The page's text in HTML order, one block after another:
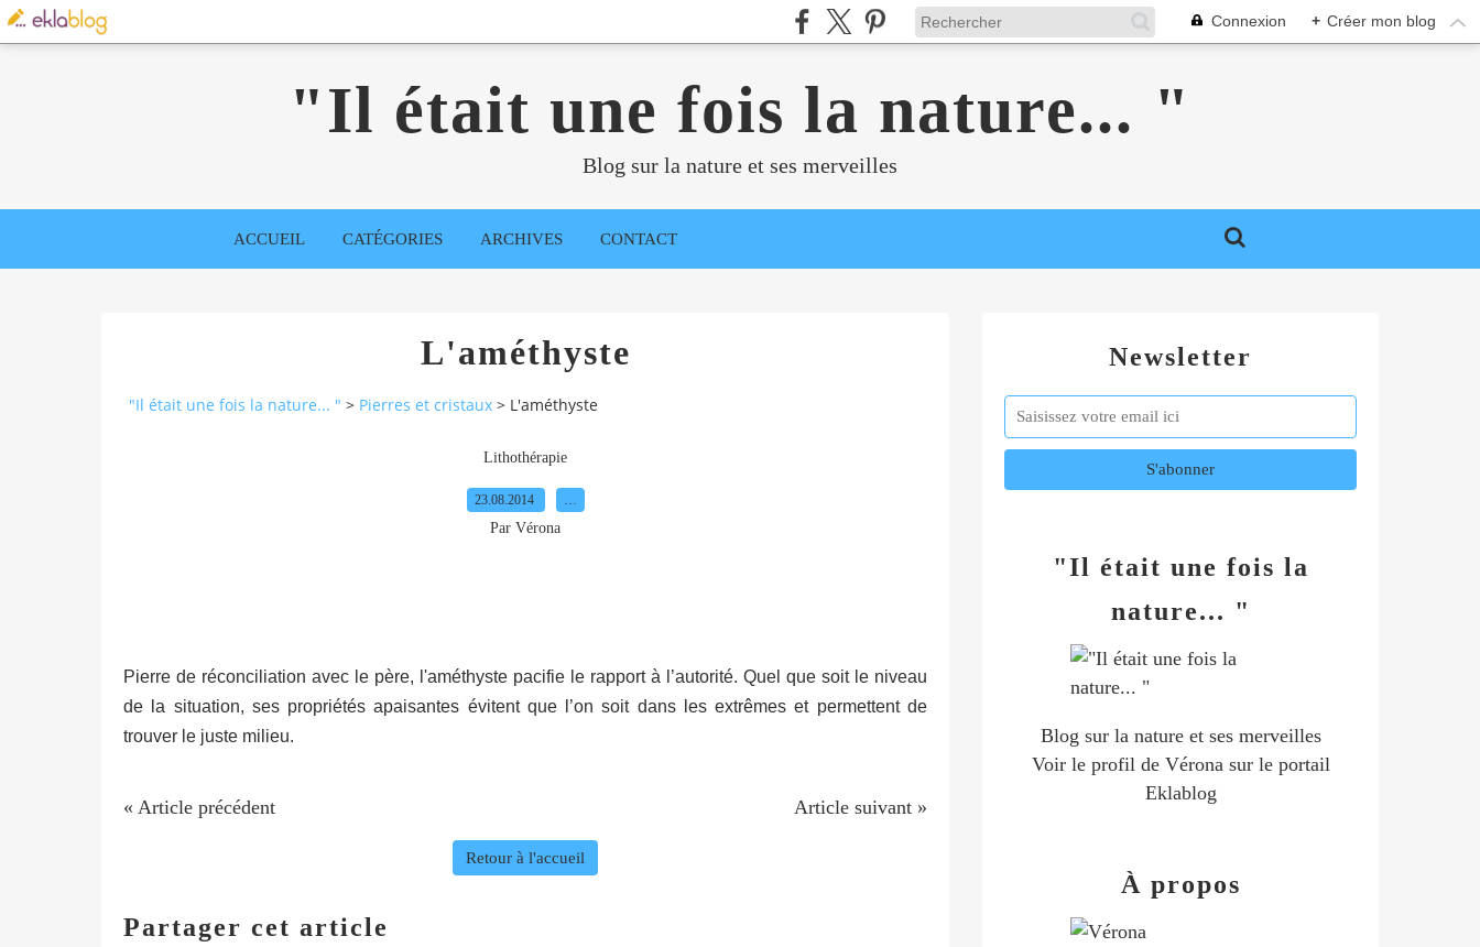
Connexion + Créer mon blog
"Il était une fois la nature... "
Blog sur la nature et ses merveilles
ACCUEIL CATÉGORIES ARCHIVES CONTACT
L'améthyste
"Il était une fois la nature... " > Pierres et cristaux > L'améthyste
Lithothérapie
23.08.2014
Par Vérona
Pierre de réconciliation avec le père, l'améthyste pacifie le rapport à l’autorité. Quel que soit le niveau
de la situation, ses propriétés apaisantes évitent que l’on soit dans les extrêmes et permettent de
trouver le juste milieu.
« Article précédent Article suivant »
Retour à l'accueil
Partager cet article
Newsletter
"Il était une fois la
nature... "
Blog sur la nature et ses merveilles
Voir le profil de Véronasur le portail
Eklablog
À propos